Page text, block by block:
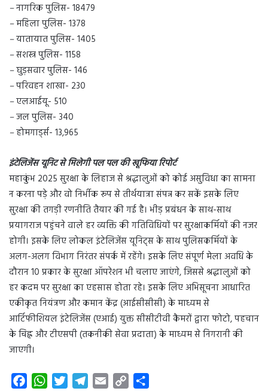
–नागरिक पुलिस- 18479
–महिला पुलिस- 1378
–यातायात पुलिस- 1405
–सशस्त्र पुलिस- 1158
–घुड़सवार पुलिस- 146
–परिवहन शाखा- 230
–एलआईयू- 510
–जल पुलिस- 340
–होमगार्ड्स- 13,965
इंटेलिजेंस यूनिट से मिलेगी पल पल की खूफिया रिपोर्ट
महाकुंभ 2025 सुरक्षा के लिहाज से श्रद्धालुओं को कोई असुविधा का सामना
न करना पड़े और वो निर्भीक रूप से तीर्थयात्रा संपन्न कर सकें इसके लिए
सुरक्षा की तगड़ी रणनीति तैयार की गई है। भीड़ प्रबंधन के साथ-साथ
प्रयागराज पहुंचने वाले हर व्यक्ति की गतिविधियों पर सुरक्षाकर्मियों की नजर
होगी। इसके लिए लोकल इंटेलिजेंस यूनिट्स के साथ पुलिसकर्मियों के
अलग-अलग विभाग निरंतर संपर्क में रहेंगे। इसके लिए संपूर्ण मेला अवधि के
दौरान 10 प्रकार के सुरक्षा ऑपरेशन भी चलाए जाएंगे, जिससे श्रद्धालुओं को
हर कदम पर सुरक्षा का एहसास होता रहे। इसके लिए अभिसूचना आधारित
एकीकृत नियंत्रण और कमान केंद्र (आईसीसीसी) के माध्यम से
आर्टिफीशियल इंटेलिजेंस (एआई) युक्त सीसीटीवी कैमरों द्वारा फोटो, पहचान
के चिह्न और टीएसपी (तकनीकी सेवा प्रदाता) के माध्यम से निगरानी की
जाएगी।
W